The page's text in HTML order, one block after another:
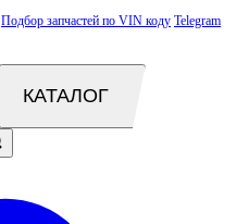
Подбор запчастей по VIN коду Telegram
КАТАЛОГ